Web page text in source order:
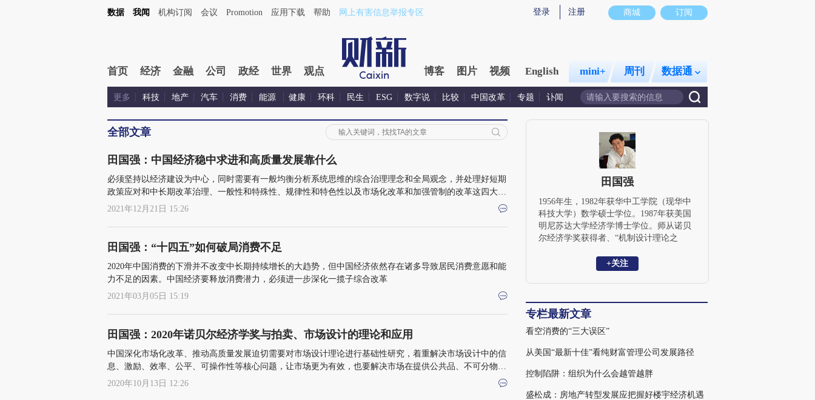
商城 订阅
登录 注册
数据 我闻 机构订阅 会议 Promotion 应用下载 帮助 网上有害信息举报专区
首页 经济 金融 公司 政经 世界 观点 博客 图片 视频 English mini+ 周刊 数据通
更多 科技 地产 汽车 消费 能源 健康 环科 民生 ESG 数字说 比较 中国改革 专题 讣闻
全部文章
田国强：中国经济稳中求进和高质量发展靠什么
必须坚持以经济建设为中心，同时需要有一般均衡分析系统思维的综合治理理念和全局观念，并处理好短期
政策应对和中长期改革治理、一般性和特殊性、规律性和特色性以及市场化改革和加强管制的改革这四大辩
证关系
2021年12月21日 15:26
田国强：“十四五”如何破局消费不足
2020年中国消费的下滑并不改变中长期持续增长的大趋势，但中国经济依然存在诸多导致居民消费意愿和能
力不足的因素。中国经济要释放消费潜力，必须进一步深化一揽子综合改革
2021年03月05日 15:19
田国强：2020年诺贝尔经济学奖与拍卖、市场设计的理论和应用
中国深化市场化改革、推动高质量发展迫切需要对市场设计理论进行基础性研究，着重解决市场设计中的信
息、激励、效率、公平、可操作性等核心问题，让市场更为有效，也要解决市场在提供公共品、不可分物品
或非价格物品方面的失灵问题
2020年10月13日 12:26
田国强
1956年生，1982年获华中工学院（现华中
科技大学）数学硕士学位。1987年获美国
明尼苏达大学经济学博士学位。师从诺贝
尔经济学奖获得者、“机制设计理论之
长（1991-1992）。Annals of Economics
Economics in China主编。
+关注
专栏最新文章
看空消费的“三大误区”
从美国“最新十佳”看纯财富管理公司发展路径
控制陷阱：组织为什么会越管越胖
盛松成：房地产转型发展应把握好楼宇经济机遇